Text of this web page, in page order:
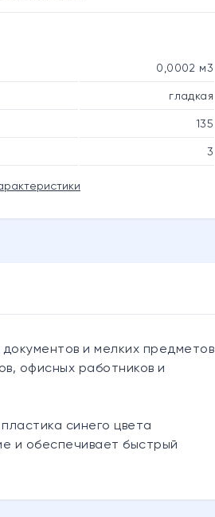
0,0002 м3
гладкая
135
3
и мелких предметов
офисных работников и
синего цвета
и обеспечивает быстрый